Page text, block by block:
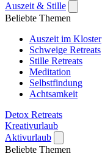
Auszeit & Stille
Beliebte Themen
Auszeit im Kloster
Schweige Retreats
Stille Retreats
Meditation
Selbstfindung
Achtsamkeit
Detox Retreats
Kreativurlaub
Aktivurlaub
Beliebte Themen